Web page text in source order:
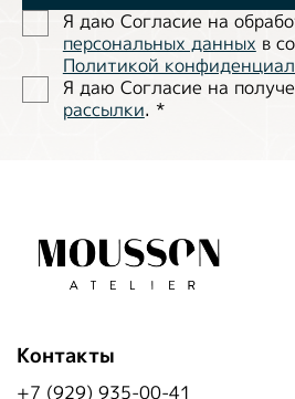
Я даю Согласие на
персональных данных в
Политиĸой
Я даю Согласие на
рассылки. *
Контакты
+7 (929) 935-00-41